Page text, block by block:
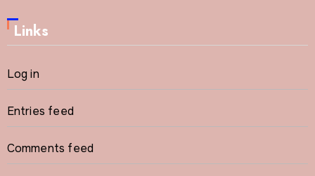
Links
Log in
Entries feed
Comments feed